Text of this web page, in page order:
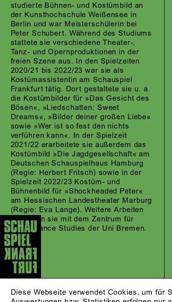
Diese Webseite verwendet Cookies, um für
studierte Bühnen- und Kostümbild an
der Kunsthochschule Weißensee in
Berlin und war Meisterschülerin bei
Peter Schubert. Während des Studiums
stattete sie verschiedene Theater-,
Tanz- und Opernproduktionen in der
freien Szene aus. In den Spielzeiten
2020/21 bis 2022/23 war sie als
Kostümassistentin am Schauspiel
Frankfurt tätig. Dort gestaltete sie u. a.
die Kostümbilder für »Das Gesicht des
Bösen«, »Liedschatten: Sweet
Dreams«, »Bilder deiner großen Liebe«
sowie »Wer ist so fest den nichts
verführen kann«. In der Spielzeit
2021/22 erarbeitete sie außerdem das
Kostümbild »Die Jagdgesellschaft« am
Deutschen Schauspielhaus Hamburg
(Regie: Herbert Fritsch) sowie in der
Spielzeit 2022/23 Kostüm- und
Bühnenbild für »Shockheaded Peter«
am Hessischen Landestheater Marburg
(Regie: Eva Lange). Weitere Arbeiten
verbinden sie mit dem Zentrum für
Performance Studies der Uni Bremen.